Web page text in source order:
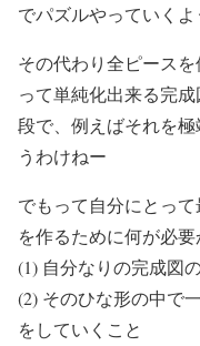
でパズルやっていく
その代わり全ピース
って単純化出来る完
段で、例えばそれを
うわけねー
でもって自分にとっ
を作るために何が必要
(1) 自分なりの完成図
(2) そのひな形の中で
をしていくこと